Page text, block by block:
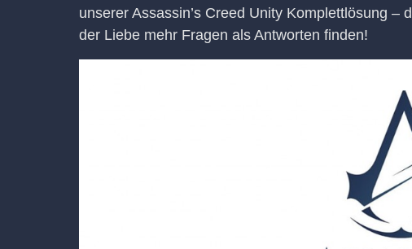
unserer Assassin’s Creed Unity Komplettlösung
der Liebe mehr Fragen als Antworten finden!